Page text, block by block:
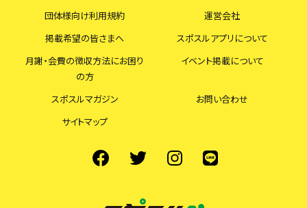
団体様向け利用規約
運営会社
掲載希望の皆さまへ
スポスルアプリについて
月謝・会費の徴収方法にお困り
の方
イベント掲載について
スポスルマガジン
お問い合わせ
サイトマップ